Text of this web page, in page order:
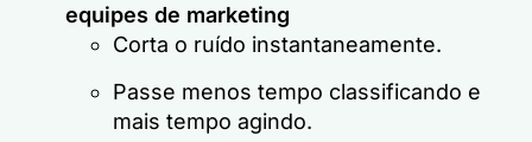
equipes de marketing
Corta o ruído instantaneamente.
Passe menos tempo classificando e
mais tempo agindo.